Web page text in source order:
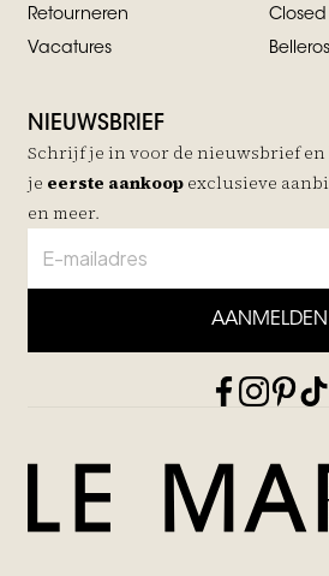
Retourneren
Vacatures
Closed
NIEUWSBRIEF
Schrijf je in voor de nieuwsbrief
je eerste aankoop exclusieve
en meer.
AANMELDEN